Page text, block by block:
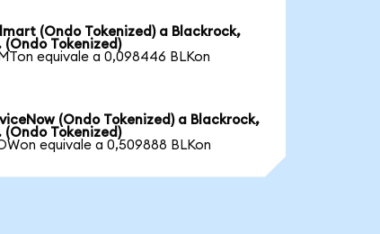
(Ondo Tokenized) a Blackrock,
(Ondo Tokenized)
equivale a 0,098446 BLKon
(Ondo Tokenized) a Blackrock,
(Ondo Tokenized)
equivale a 0,509888 BLKon